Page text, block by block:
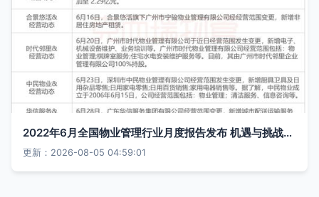
2022年6月全国物业管理行业月度报告发布 机遇与挑战并存
更新：2026-08-05 04:59:01